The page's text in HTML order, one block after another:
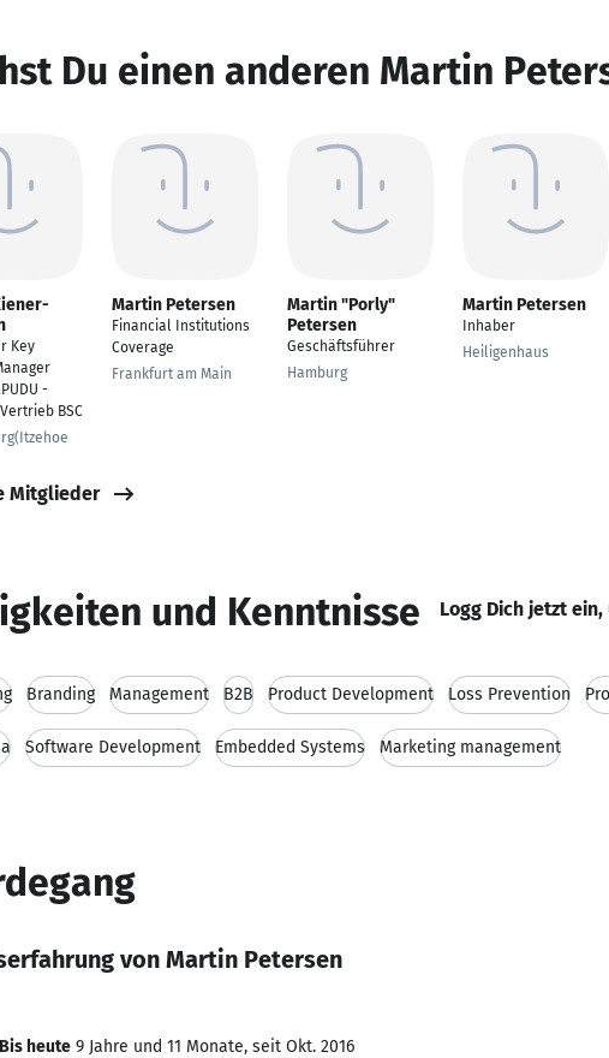
Du einen anderen Martin
Key
-
BSC
Martin Petersen
Financial Institutions
Coverage
Frankfurt am Main
Martin "Porly"
Petersen
Geschäftsführer
Hamburg
Martin Petersen
Inhaber
Heiligenhaus
Mitglieder
und Kenntnisse Logg Dich jetzt
Branding Management B2B Product Development Loss Prevention
Software Development Embedded Systems Marketing management
von Martin Petersen
Bis heute 9 Jahre und 11 Monate, seit Okt. 2016